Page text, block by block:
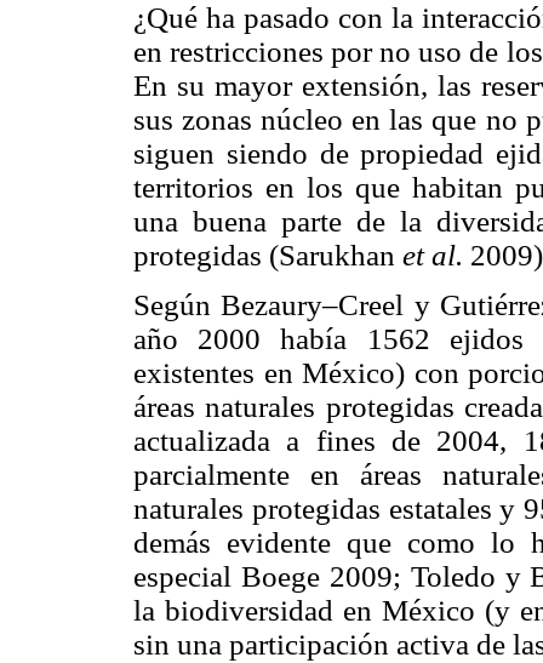
¿Qué ha pasado con la
en restricciones por no uso de
En su mayor extensión, las
sus zonas núcleo en las que no
siguen siendo de propiedad
territorios en los que habitan
una buena parte de la
protegidas (Sarukhan et al.
Según Bezaury–Creel y
año 2000 había 1562 ejidos
existentes en México) con
áreas naturales protegidas
actualizada a fines de 2004,
parcialmente en áreas
naturales protegidas estatales y
demás evidente que como lo
especial Boege 2009; Toledo y
la biodiversidad en México (y
sin una participación activa de